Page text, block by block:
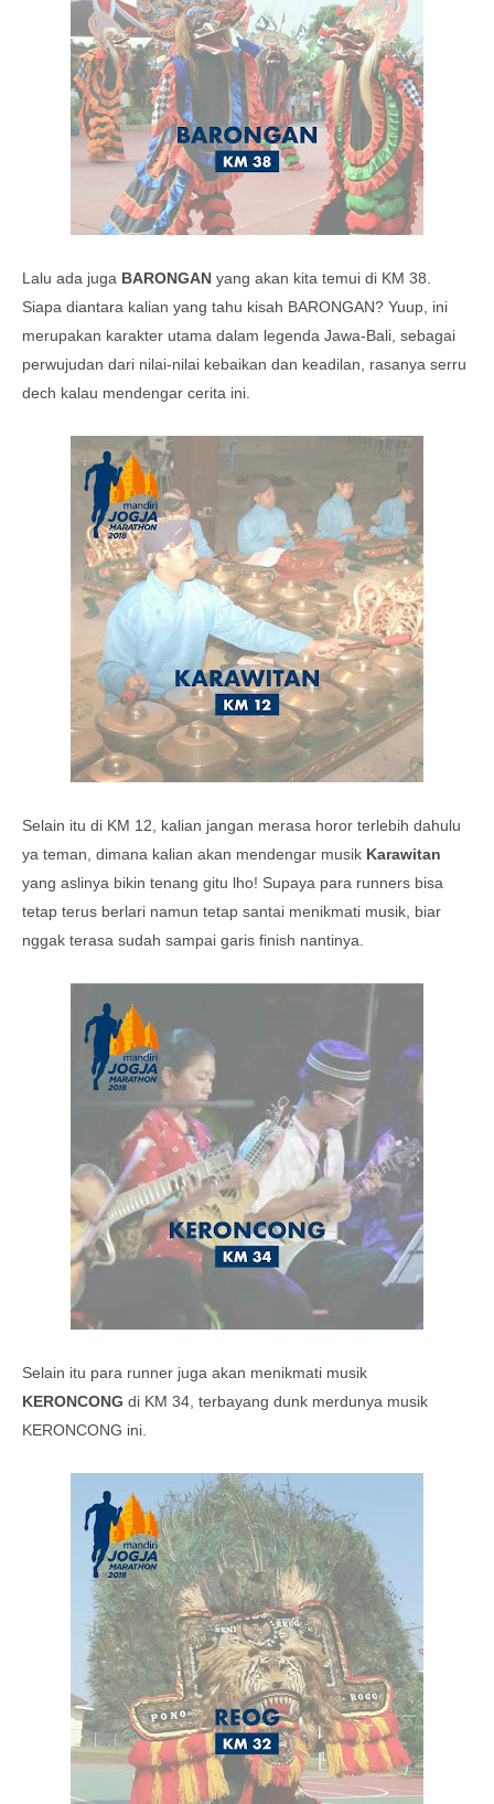
Lalu ada juga BARONGAN yang akan kita temui di KM 38.
Siapa diantara kalian yang tahu kisah BARONGAN? Yuup, ini
merupakan karakter utama dalam legenda Jawa-Bali, sebagai
perwujudan dari nilai-nilai kebaikan dan keadilan, rasanya serru
dech kalau mendengar cerita ini.
Selain itu di KM 12, kalian jangan merasa horor terlebih dahulu
ya teman, dimana kalian akan mendengar musik Karawitan
yang aslinya bikin tenang gitu lho! Supaya para runners bisa
tetap terus berlari namun tetap santai menikmati musik, biar
nggak terasa sudah sampai garis finish nantinya.
Selain itu para runner juga akan menikmati musik
KERONCONG di KM 34, terbayang dunk merdunya musik
KERONCONG ini.